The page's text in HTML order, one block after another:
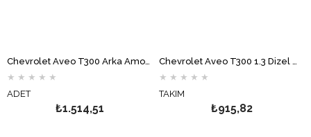
Chevrolet Aveo T300 Arka Amortisör MONROE
★ ★ ★ ★ ★
ADET
₺1.514,51
Chevrolet Aveo T300 1.3 Dizel Ön Fren Balata Takımı BOSCH
★ ★ ★ ★ ★
TAKIM
₺915,82